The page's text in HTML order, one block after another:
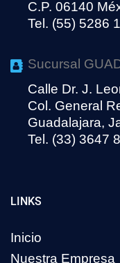
C.P. 06140
Tel. (55) 5286
Sucursal
Calle Dr. J.
Col. General
Guadalajara,
Tel. (33) 3647
LINKS
Inicio
Nuestra Empresa